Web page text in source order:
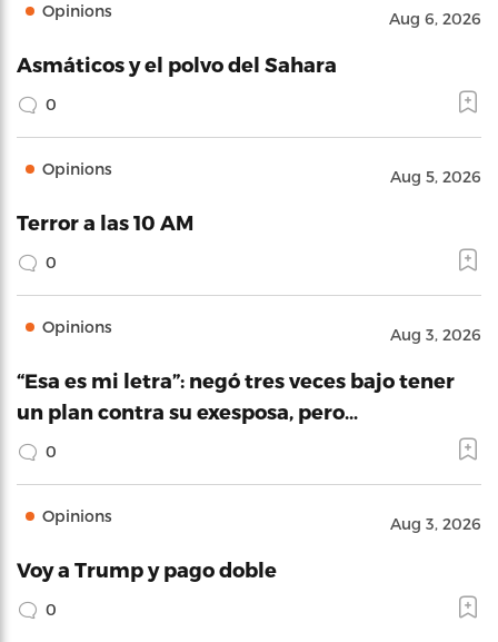
Opinions Aug 6, 2026
Asmáticos y el polvo del Sahara
0
Opinions Aug 5, 2026
Terror a las 10 AM
0
Opinions Aug 3, 2026
“Esa es mi letra”: negó tres veces bajo tener
un plan contra su exesposa, pero…
0
Opinions Aug 3, 2026
Voy a Trump y pago doble
0